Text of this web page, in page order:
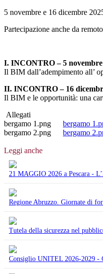
5 novembre e 16 dicembre
Partecipazione anche da
I. INCONTRO – 5 novembre
Il BIM dall’adempimento all’
II. INCONTRO – 16
Il BIM e le opportunità: una
Allegati
bergamo 1.png
bergamo
bergamo 2.png
bergamo
Leggi anche
21 MAGGIO 2026 a Pescara -
Regione Abruzzo. Giornate di
Tutela della sicurezza nel
Consiglio UNITEL 2026-2029 -